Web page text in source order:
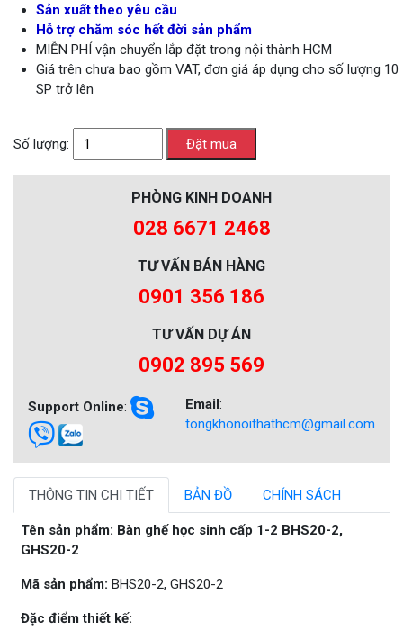
Sản xuất theo yêu cầu
Hỗ trợ chăm sóc hết đời sản phẩm
MIỄN PHÍ vận chuyển lắp đặt trong nội thành HCM
Giá trên chưa bao gồm VAT, đơn giá áp dụng cho số lượng 10
SP trở lên
Số lượng:
PHÒNG KINH DOANH
028 6671 2468
TƯ VẤN BÁN HÀNG
0901 356 186
TƯ VẤN DỰ ÁN
0902 895 569
Support Online: Email:
tongkhonoithathcm@gmail.com
THÔNG TIN CHI TIẾT BẢN ĐỒ CHÍNH SÁCH
Tên sản phẩm: Bàn ghế học sinh cấp 1-2 BHS20-2,
GHS20-2
Mã sản phẩm: BHS20-2, GHS20-2
Đặc điểm thiết kế: